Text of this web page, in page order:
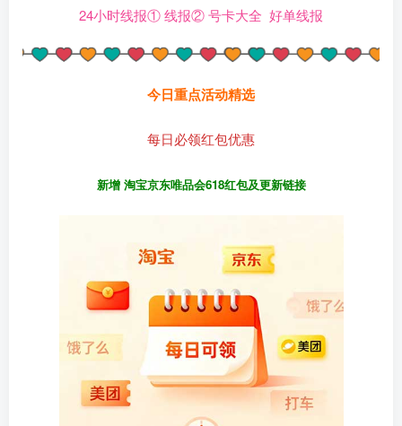
24小时线报①线报②号卡大全 好单线报
今日重点活动精选
每日必领红包优惠
新增 淘宝京东唯品会618红包及更新链接